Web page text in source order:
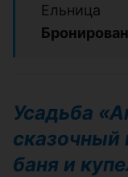
Ельница
Усадьба
сказочный
баня и